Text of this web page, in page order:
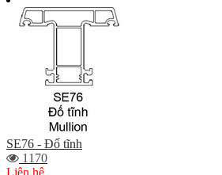
SE76 - Đố tĩnh
1170
Liên hệ